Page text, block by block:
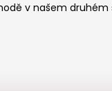
v našem druhém